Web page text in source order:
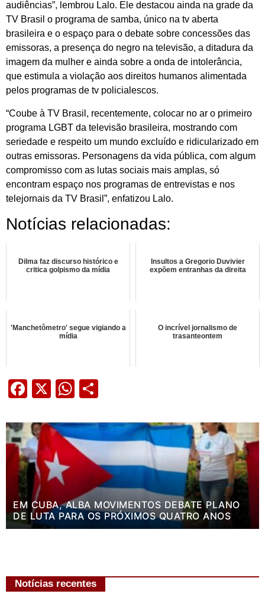
audiências”, lembrou Lalo. Ele destacou ainda na grade da
TV Brasil o programa de samba, único na tv aberta
brasileira e o espaço para o debate sobre concessões das
emissoras, a presença do negro na televisão, a ditadura da
imagem da mulher e ainda sobre a onda de intolerância,
que estimula a violação aos direitos humanos alimentada
pelos programas de tv policialescos.
“Coube à TV Brasil, recentemente, colocar no ar o primeiro
programa LGBT da televisão brasileira, mostrando com
seriedade e respeito um mundo excluído e ridicularizado em
outras emissoras. Personagens da vida pública, com algum
compromisso com as lutas sociais mais amplas, só
encontram espaço nos programas de entrevistas e nos
telejornais da TV Brasil”, enfatizou Lalo.
Notícias relacionadas:
Dilma faz discurso histórico e
critica golpismo da mídia
Insultos a Gregorio Duvivier
expõem entranhas da direita
'Manchetômetro' segue vigiando a
mídia
O incrível jornalismo de
trasanteontem
Facebook
X WhatsApp
EM CUBA, ALBA MOVIMENTOS DEBATE PLANO
DE LUTA PARA OS PRÓXIMOS QUATRO ANOS
Notícias recentes